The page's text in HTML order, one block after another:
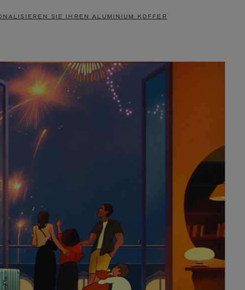
SIE IHREN ALUMINIUM KOFFER